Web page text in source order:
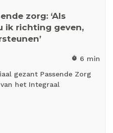
zorg: ‘Als
ik richting geven,
timer 6 min
gezant Passende Zorg
het Integraal